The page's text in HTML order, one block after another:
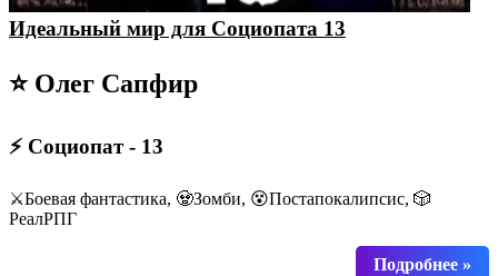
Идеальный мир для Социопата 13
⭐ Олег Сапфир
⚡ Социопат - 13
⚔️Боевая фантастика, 🧟Зомби, 😵Постапокалипсис, 🎲
РеалРПГ